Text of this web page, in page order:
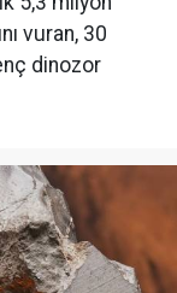
vuran, 30
dinozor